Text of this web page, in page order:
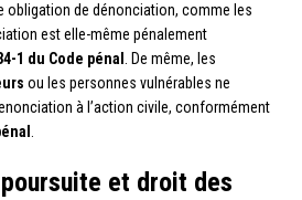
obligation de dénonciation, comme les
est elle-même pénalement
1 du Code pénal . De même, les
ou les personnes vulnérables ne
à l’action civile, conformément
.
et droit des